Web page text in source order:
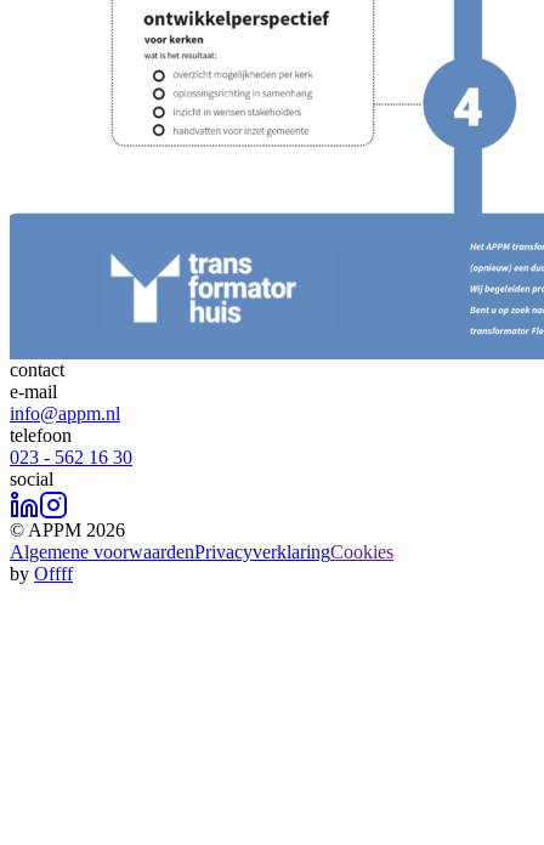
contact
e-mail
info@appm.nl
telefoon
023 - 562 16 30
social
© APPM 2026
Algemene voorwaardenPrivacyverklaringCookies
by Offff